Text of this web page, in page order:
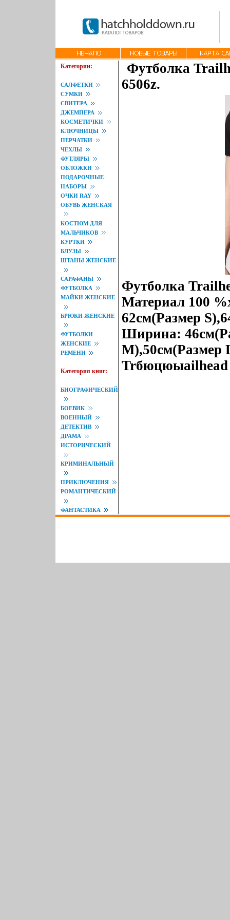
Категории:
САЛФЕТКИ
СУМКИ
СВИТЕРА
ДЖЕМПЕРА
КОСМЕТИЧКИ
КЛЮЧНИЦЫ
ПЕРЧАТКИ
ЧЕХЛЫ
ФУТЛЯРЫ
ОБЛОЖКИ
ПОДАРОЧНЫЕ
НАБОРЫ
ОЧКИ RAY
ОБУВЬ ЖЕНСКАЯ
КОСТЮМ ДЛЯ
МАЛЬЧИКОВ
КУРТКИ
БЛУЗЫ
ШТАНЫ ЖЕНСКИЕ
САРАФАНЫ
ФУТБОЛКА
МАЙКИ ЖЕНСКИЕ
БРЮКИ ЖЕНСКИЕ
ФУТБОЛКИ
ЖЕНСКИЕ
РЕМЕНИ
Категория книг:
БИОГРАФИЧЕСКИЙ
БОЕВИК
ВОЕННЫЙ
ДЕТЕКТИВ
ДРАМА
ИСТОРИЧЕСКИЙ
КРИМИНАЛЬНЫЙ
ПРИКЛЮЧЕНИЯ
РОМАНТИЧЕСКИЙ
ФАНТАСТИКА
Футболка
6506z.
Футболка
Материал 100
62см(Размер
Ширина:
M),50см(Размер
Trбюцюыailhead